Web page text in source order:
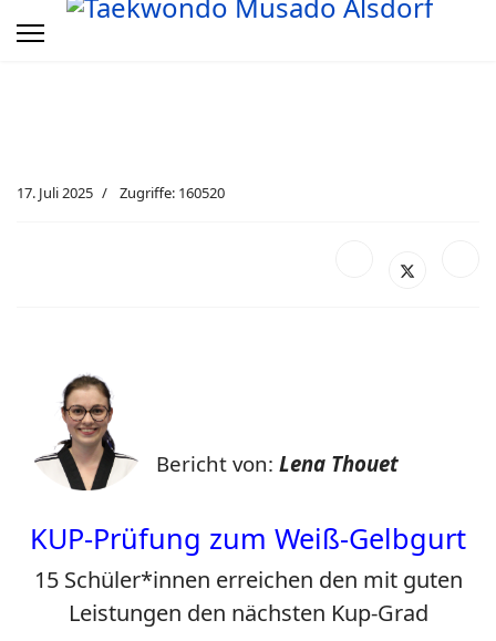
17. Juli 2025 Zugriffe: 160520
Bericht von: Lena Thouet
KUP-Prüfung zum Weiß-Gelbgurt
15 Schüler*innen erreichen den mit guten
Leistungen den nächsten Kup-Grad